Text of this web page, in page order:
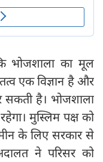
भोजशाला का मूल
एक विज्ञान है और
सकती है। भोजशाला
मुस्लिम पक्ष को
के लिए सरकार से
ने परिसर को